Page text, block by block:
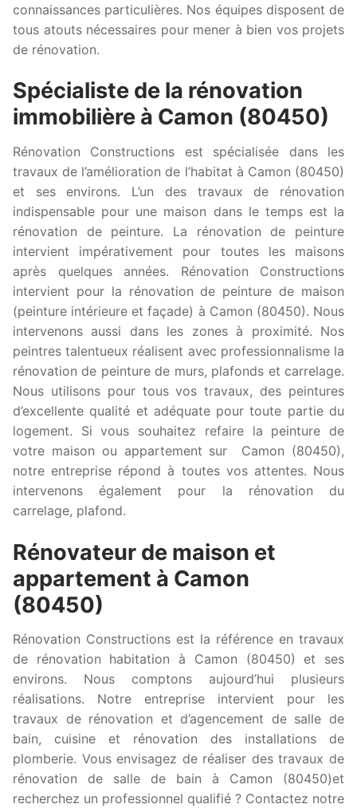
connaissances particulières. Nos équipes disposent de
tous atouts nécessaires pour mener à bien vos projets
de rénovation.
Spécialiste de la rénovation
immobilière à Camon (80450)
Rénovation Constructions est spécialisée dans les
travaux de l’amélioration de l’habitat à Camon (80450)
et ses environs. L’un des travaux de rénovation
indispensable pour une maison dans le temps est la
rénovation de peinture. La rénovation de peinture
intervient impérativement pour toutes les maisons
après quelques années. Rénovation Constructions
intervient pour la rénovation de peinture de maison
(peinture intérieure et façade) à Camon (80450). Nous
intervenons aussi dans les zones à proximité. Nos
peintres talentueux réalisent avec professionnalisme la
rénovation de peinture de murs, plafonds et carrelage.
Nous utilisons pour tous vos travaux, des peintures
d’excellente qualité et adéquate pour toute partie du
logement. Si vous souhaitez refaire la peinture de
votre maison ou appartement sur Camon (80450),
notre entreprise répond à toutes vos attentes. Nous
intervenons également pour la rénovation du
carrelage, plafond.
Rénovateur de maison et
appartement à Camon
(80450)
Rénovation Constructions est la référence en travaux
de rénovation habitation à Camon (80450) et ses
environs. Nous comptons aujourd’hui plusieurs
réalisations. Notre entreprise intervient pour les
travaux de rénovation et d’agencement de salle de
bain, cuisine et rénovation des installations de
plomberie. Vous envisagez de réaliser des travaux de
rénovation de salle de bain à Camon (80450)et
recherchez un professionnel qualifié ? Contactez notre